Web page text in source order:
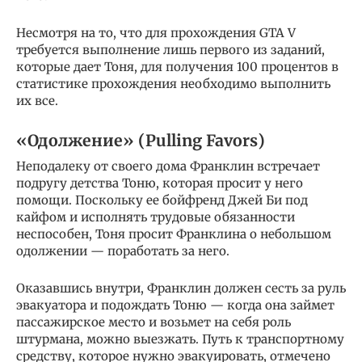
Несмотря на то, что для прохождения GTA V
требуется выполнение лишь первого из заданий,
которые дает Тоня, для получения 100 процентов в
статистике прохождения необходимо выполнить
их все.
«Одолжение» (Pulling Favors)
Неподалеку от своего дома Франклин встречает
подругу детства Тоню, которая просит у него
помощи. Поскольку ее бойфренд Джей Би под
кайфом и исполнять трудовые обязанности
неспособен, Тоня просит Франклина о небольшом
одолжении — поработать за него.
Оказавшись внутри, Франклин должен сесть за руль
эвакуатора и подождать Тоню — когда она займет
пассажирское место и возьмет на себя роль
штурмана, можно выезжать. Путь к транспортному
средству, которое нужно эвакуировать, отмечено